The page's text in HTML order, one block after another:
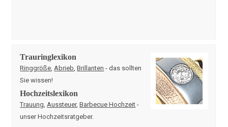
Trauringlexikon
Ringgröße Abrieb ,Brillanten - das sollten
Sie wissen!
Hochzeitslexikon
Trauung Aussteuer,Barbecue Hochzeit -
unser Hochzeitsratgeber.